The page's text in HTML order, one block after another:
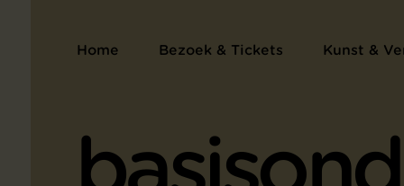
Home Bezoek & Tickets Kunst &